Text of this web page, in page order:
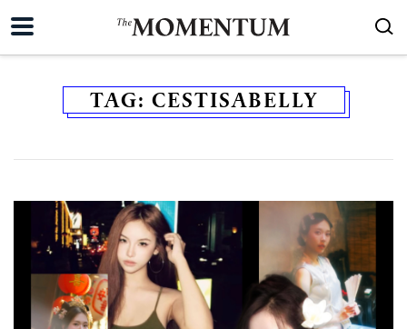
TAG: CESTISABELLY